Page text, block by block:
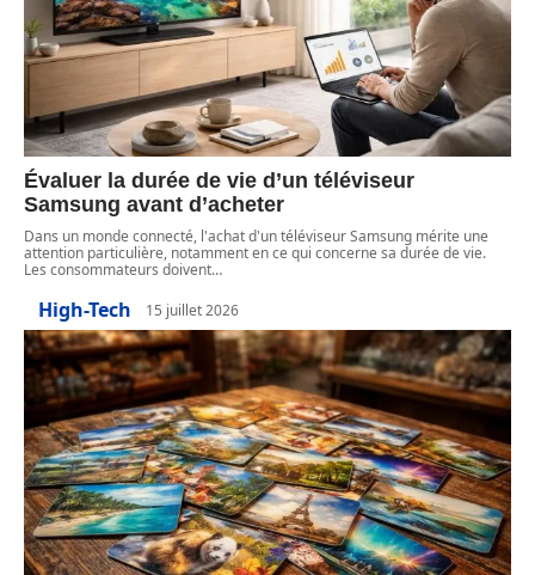
Évaluer la durée de vie d’un téléviseur
Samsung avant d’acheter
Dans un monde connecté, l'achat d'un téléviseur Samsung mérite une
attention particulière, notamment en ce qui concerne sa durée de vie.
Les consommateurs doivent…
High-Tech 15 juillet 2026